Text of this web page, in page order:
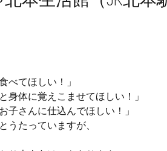
べてほしい！」
身体に覚えこませてほしい！」
子さんに仕込んでほしい！」
たっていますが、